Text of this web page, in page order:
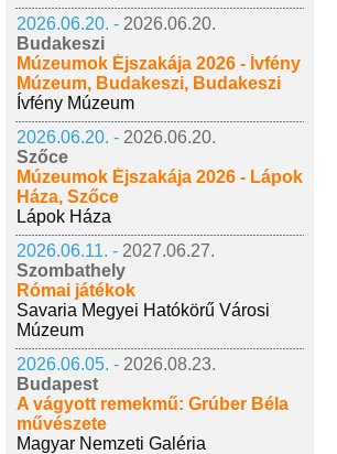
2026.06.20. - 2026.06.20.
Budakeszi
Múzeumok Éjszakája 2026 - Ívfény
Múzeum, Budakeszi, Budakeszi
Ívfény Múzeum
2026.06.20. - 2026.06.20.
Szőce
Múzeumok Éjszakája 2026 - Lápok
Háza, Szőce
Lápok Háza
2026.06.11. - 2027.06.27.
Szombathely
Római játékok
Savaria Megyei Hatókörű Városi
Múzeum
2026.06.05. - 2026.08.23.
Budapest
A vágyott remekmű: Grúber Béla
művészete
Magyar Nemzeti Galéria